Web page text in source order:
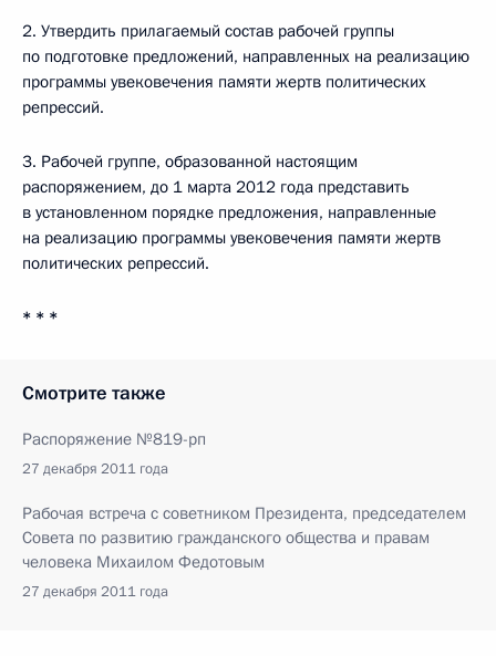
2. Утвердить прилагаемый состав рабочей группы
по подготовке предложений, направленных на реализацию
программы увековечения памяти жертв политических
репрессий.
3. Рабочей группе, образованной настоящим
распоряжением, до 1 марта 2012 года представить
в установленном порядке предложения, направленные
на реализацию программы увековечения памяти жертв
политических репрессий.
* * *
Смотрите также
Распоряжение №819-рп
27 декабря 2011 года
Рабочая встреча с советником Президента, председателем
Совета по развитию гражданского общества и правам
человека Михаилом Федотовым
27 декабря 2011 года